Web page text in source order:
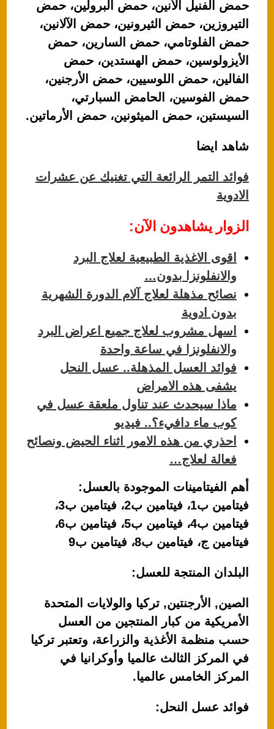
حمض الفنيل الأنين، حمض البرولين، حمض
التيروزين، حمض الثيرونين، حمض الآلانين،
حمض الفلوتامي، حمض السارين، حمض
الأيزولوسين، حمض الهستدين، حمض
الفالين، حمض اللوسيين، حمض الأرجنين،
حمض الفوسين، الحامض السبارتي،
السيستين، حمض الميثونين، حمض الأرماتين.
شاهد ايضا
فوائد التمر الرائعة التي تغنيك عن عشرات
الادوية
الزوار يشاهدون الآن:
اقوى الاغذية الطبيعية لعلاج البرد
والانفلونزا بدون…
نصائح مذهلة لعلاج آلام الدورة الشهرية
بدون ادوية
اسهل مشروب لعلاج جميع اعراض البرد
والانفلونزا في ساعة واحدة
فوائد العسل المذهلة.. عسل النحل
يشفى هذه الامراض
ماذا سيحدث عند تناول ملعقة عسل في
كوب ماء دافيء؟.. فيديو
احذري من هذه الامور اثناء الحيض ونصائح
فعالة لعلاج…
أهم الفيتامينات الموجودة بالعسل:
فيتامين ب1، فيتامين ب2، فيتامين ب3،
فيتامين ب4، فيتامين ب5، فيتامين ب6،
فيتامين ج، فيتامين ب8، فيتامين ب9
البلدان المنتجة للعسل:
الصين, الأرجنتين, تركيا والولايات المتحدة
الأمريكية من كبار المنتجين من العسل
حسب منظمة الأغذية والزراعة، وتعتبر تركيا
في المركز الثالث عالميا وأوكرانيا في
المركز الخامس عالميا.
فوائد عسل النحل: